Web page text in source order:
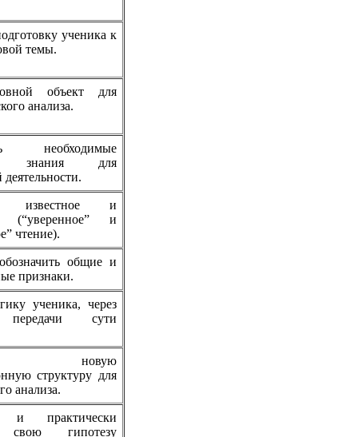
ученика к
темы.
объект для
анализа.
необходимые
знания для
известное и
(“уверенное” и
чтение).
общие и
признаки.
ученика, через
передачи сути
новую
структуру для
анализа.
и практически
свою гипотезу